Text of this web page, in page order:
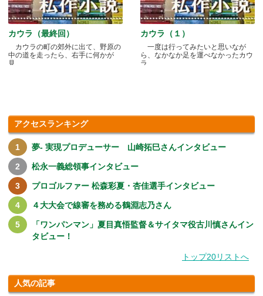
カウラ（最終回）
カウラの町の郊外に出て、野原の
中の道を走ったら、右手に何かが
見.....
カウラ（１）
一度は行ってみたいと思いなが
ら、なかなか足を運べなかったカウ
ラ.....
アクセスランキング
夢- 実現プロデューサー 山崎拓巳さんインタビュー
松永一義総領事インタビュー
プロゴルファー 松森彩夏・杏佳選手インタビュー
４大大会で線審を務める鶴淵志乃さん
「ワンパンマン」夏目真悟監督＆サイタマ役古川慎さんイン
タビュー！
トップ20リストへ
人気の記事